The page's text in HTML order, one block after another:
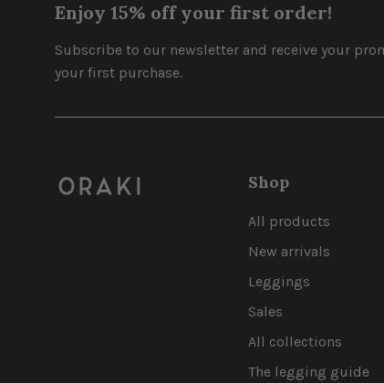
Enjoy 15% off your first order!
Subscribe to our newsletter and receive your
your first purchase.
Shop
All products
New arrivals
Leggings
Sales
All collections
The legging guide